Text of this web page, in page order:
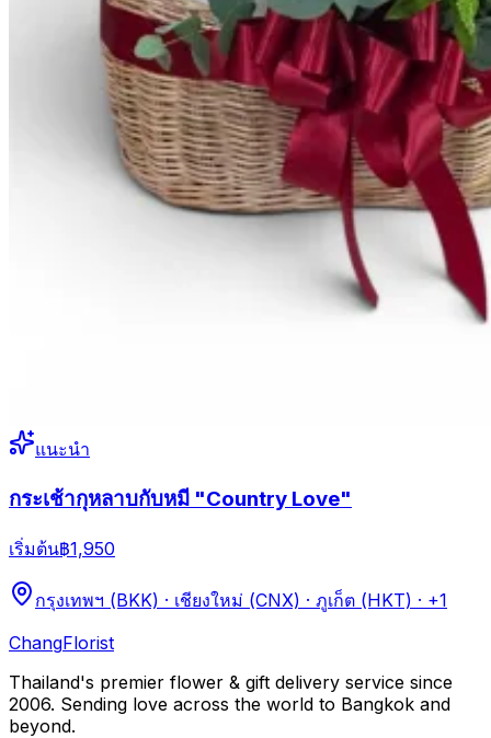
แนะนำ
กระเช้ากุหลาบกับหมี "Country Love"
เริ่มต้น฿1,950
กรุงเทพฯ (BKK) · เชียงใหม่ (CNX) · ภูเก็ต (HKT) · +1
ChangFlorist
Thailand's premier flower & gift delivery service since
2006. Sending love across the world to Bangkok and
beyond.